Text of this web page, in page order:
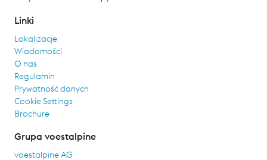
Linki
Lokalizacje
Wiadomości
O nas
Regulamin
Prywatność danych
Cookie Settings
Brochure
Grupa voestalpine
voestalpine AG